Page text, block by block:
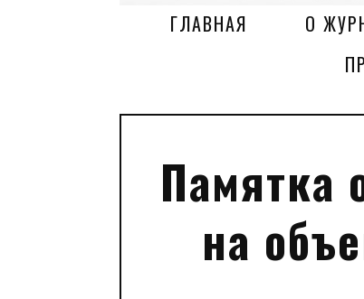
ГЛАВНАЯ О
Памятка
на